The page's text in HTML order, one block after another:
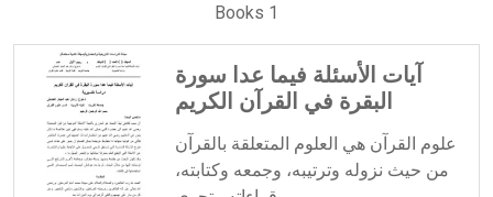
Books 1
آيات الأسئلة فيما عدا سورة
البقرة في القرآن الكريم
علوم القرآن هي العلوم المتعلقة بالقرآن
من حيث نزوله وترتيبه، وجمعه وكتابته،